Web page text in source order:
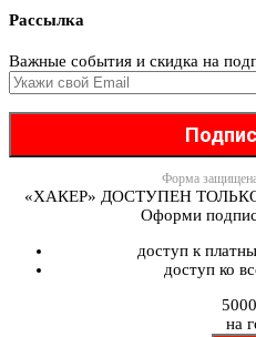
Рассылка
Важные события и скидка на
Форма
«ХАКЕР» ДОСТУПЕН
Оформи
доступ к
доступ ко
на